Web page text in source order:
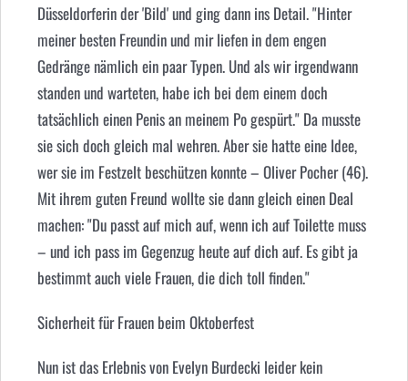
Düsseldorferin der 'Bild' und ging dann ins Detail. "Hinter
meiner besten Freundin und mir liefen in dem engen
Gedränge nämlich ein paar Typen. Und als wir irgendwann
standen und warteten, habe ich bei dem einem doch
tatsächlich einen Penis an meinem Po gespürt." Da musste
sie sich doch gleich mal wehren. Aber sie hatte eine Idee,
wer sie im Festzelt beschützen konnte – Oliver Pocher (46).
Mit ihrem guten Freund wollte sie dann gleich einen Deal
machen: "Du passt auf mich auf, wenn ich auf Toilette muss
– und ich pass im Gegenzug heute auf dich auf. Es gibt ja
bestimmt auch viele Frauen, die dich toll finden."
Sicherheit für Frauen beim Oktoberfest
Nun ist das Erlebnis von Evelyn Burdecki leider kein